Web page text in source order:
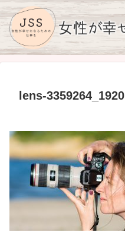
lens-3359264_1920